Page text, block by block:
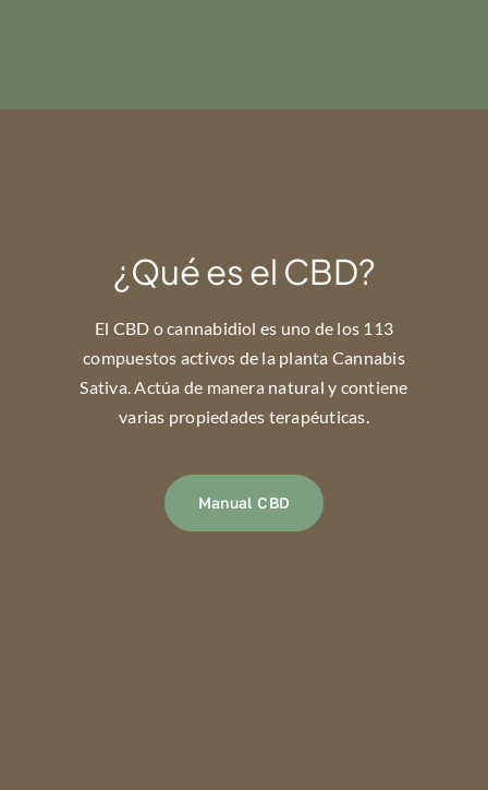
¿Qué es el CBD?
El CBD o cannabidiol es uno de los 113
compuestos activos de la planta Cannabis
Sativa. Actúa de manera natural y contiene
varias propiedades terapéuticas.
Manual CBD